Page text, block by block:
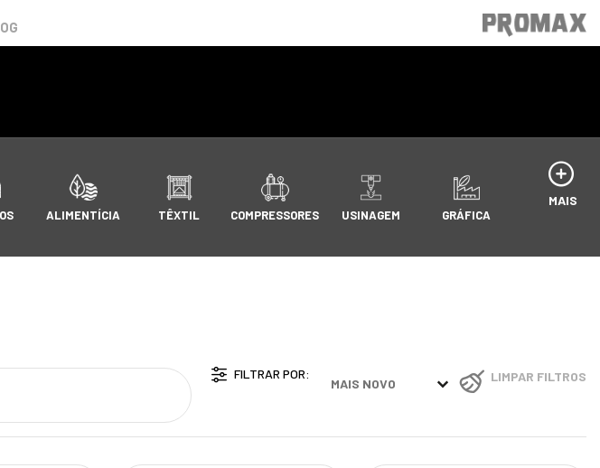
ALIMENTÍCIA TÊXTIL COMPRESSORES USINAGEM GRÁFICA
MAIS
FILTRAR POR: [ PRODUCT_LIST ] FILTER BY
SORT CONTENT LIMPAR FILTROS